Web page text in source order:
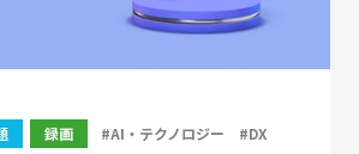
録画 #AI・テクノロジー
#DX